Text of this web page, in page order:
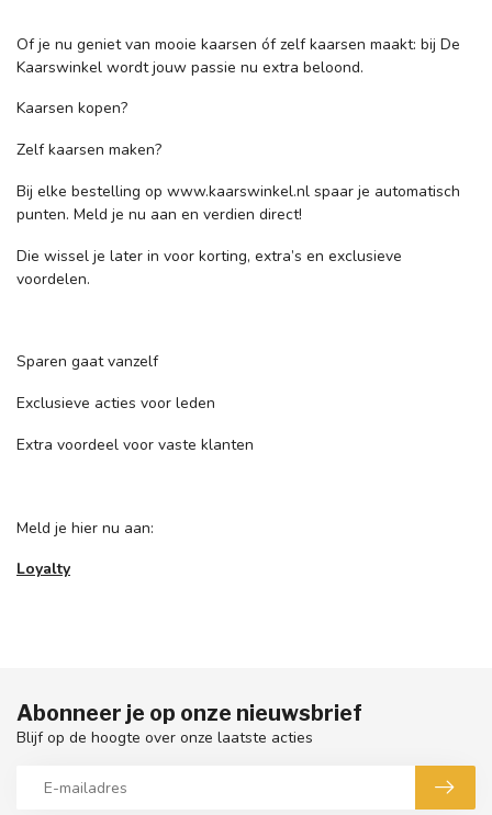
Of je nu geniet van mooie kaarsen óf zelf kaarsen maakt: bij De
Kaarswinkel wordt jouw passie nu extra beloond.
Kaarsen kopen?
Zelf kaarsen maken?
Bij elke bestelling op www.kaarswinkel.nl spaar je automatisch
punten. Meld je nu aan en verdien direct!
Die wissel je later in voor korting, extra’s en exclusieve
voordelen.
Sparen gaat vanzelf
Exclusieve acties voor leden
Extra voordeel voor vaste klanten
Meld je hier nu aan:
Loyalty
Abonneer je op onze nieuwsbrief
Blijf op de hoogte over onze laatste acties